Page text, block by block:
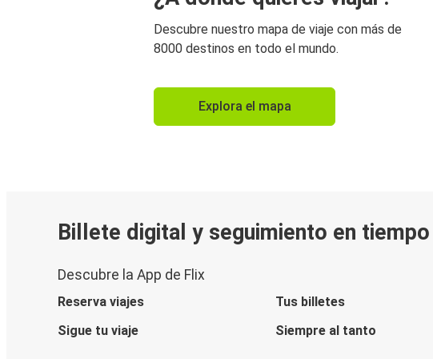
Descubre nuestro mapa de viaje con más de
8000 destinos en todo el mundo.
Explora el mapa
Billete digital y seguimiento en tiempo
Descubre la App de Flix
Reserva viajes
Tus billetes
Sigue tu viaje
Siempre al tanto